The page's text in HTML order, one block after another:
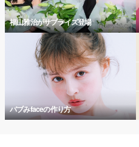
福山雅治がサプライズ登場
バブみfaceの作り方